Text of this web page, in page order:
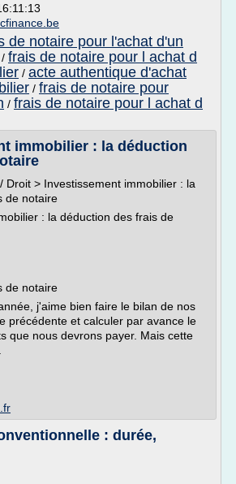
de notaire pour l'achat d'un
/ frais de notaire pour l achat d
/ acte authentique d'achat
/ frais de notaire pour
/ frais de notaire pour l achat d
immobilier : la déduction
Droit > Investissement immobilier : la
de notaire
: la déduction des frais de
de notaire
j'aime bien faire le bilan de nos
précédente et calculer par avance le
que nous devrons payer. Mais cette
: durée,